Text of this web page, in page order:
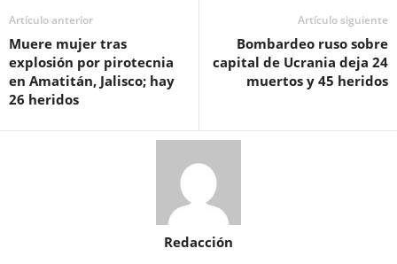
Artículo anterior
Muere mujer tras
explosión por pirotecnia
en Amatitán, Jalisco; hay
26 heridos
Artículo siguiente
Bombardeo ruso sobre
capital de Ucrania deja 24
muertos y 45 heridos
Redacción